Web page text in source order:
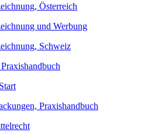
Österreich
und Werbung
Schweiz
Praxishandbuch